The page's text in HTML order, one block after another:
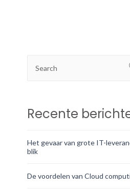
Recente
Het gevaar van grote IT-
blik
De voordelen van Cloud